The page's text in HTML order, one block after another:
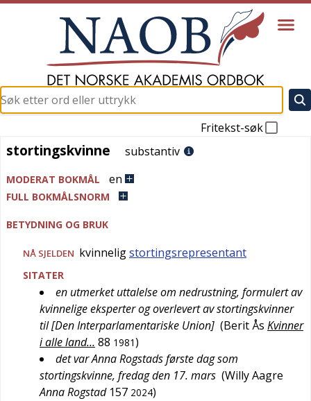
Fritekst-søk
stortingskvinne
stortingskvinne substantiv
MODERAT BOKMÅL en
FULL BOKMÅLSNORM
BETYDNING OG BRUK
NÅ SJELDEN kvinneligstortingsrepresentant
SITATER
en utmerket uttalelse om nedrustning, formulert av
kvinnelige eksperter og overlevert av stortingskvinner
til [Den Interparlamentariske Union] (Berit Ås Kvinner
i alle land… 88 1981)
det var Anna Rogstads første dag som
stortingskvinne, fredag den 17. mars (Willy Aagre
Anna Rogstad 157 2024)